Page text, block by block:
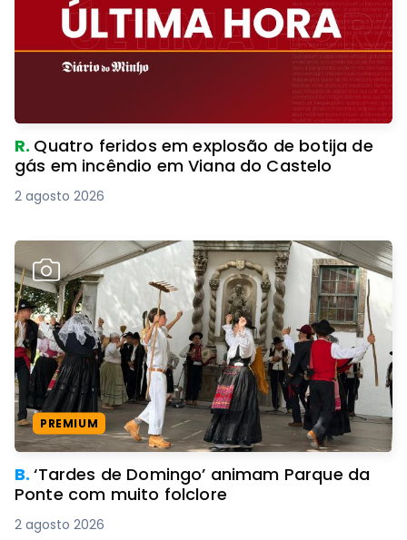
R. Quatro feridos em explosão de botija de
gás em incêndio em Viana do Castelo
2 agosto 2026
PREMIUM
B.‘Tardes de Domingo’ animam Parque da
Ponte com muito folclore
2 agosto 2026